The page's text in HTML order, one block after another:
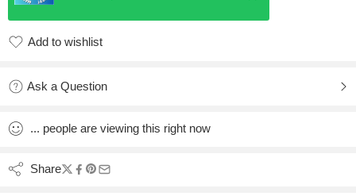
Add to wishlist
Ask a Question
... people are viewing this right now
Share